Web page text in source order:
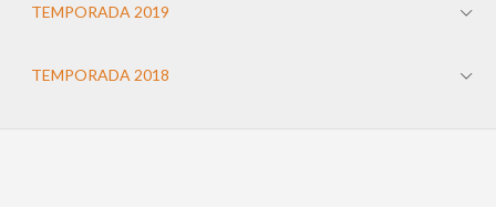
TEMPORADA 2019
TEMPORADA 2018